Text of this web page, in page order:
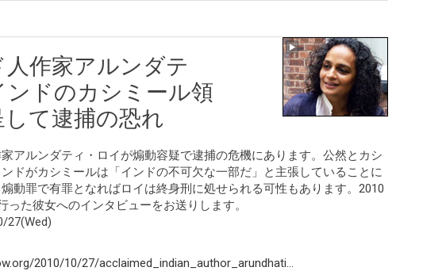
作家アルンダテ
ンドのカシミール領
て逮捕の恐れ
アルンダティ・ロイが煽動容疑で逮捕の危機にあります。公然とカシ
ドがカシミールは「インドの不可欠な一部だ」と主張していることに
動罪で有罪となればロイは終身刑に処せられる可性もあります。2010
った彼女へのインタビューをお送りします。
27(Wed)
2010/10/27/acclaimed_indian_author_arundhati...